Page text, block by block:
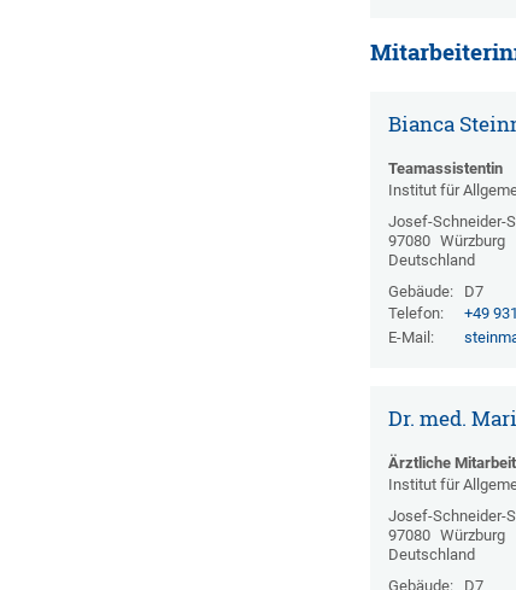
Bianca
Teamassistentin
Institut für
Josef-Schneider-
97080 Würzburg
Deutschland
Gebäude:
D7
Telefon:
+49
E-Mail:
Dr. med.
Ärztliche
Institut für
Josef-Schneider-
97080 Würzburg
Deutschland
Gebäude:
D7